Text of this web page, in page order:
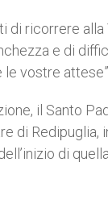
di ricorrere
e di
vostre
il Santo
di Redipuglia,
di